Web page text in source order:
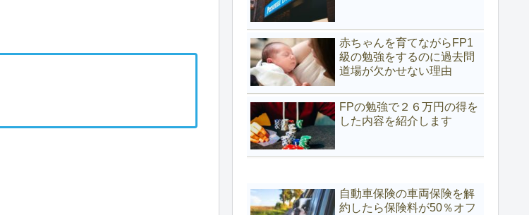
赤ちゃんを育てながらFP1
級の勉強をするのに過去問
道場が欠かせない理由
FPの勉強で２６万円の得を
した内容を紹介します
自動車保険の車両保険を解
約したら保険料が50％オフ